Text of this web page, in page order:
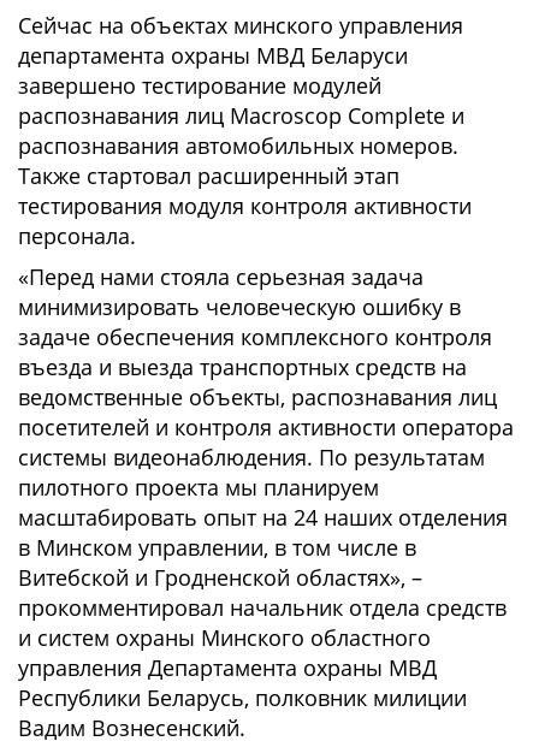
Сейчас на объектах минского управления
департамента охраны МВД Беларуси
завершено тестирование модулей
распознавания лиц Macroscop Complete и
распознавания автомобильных номеров.
Также стартовал расширенный этап
тестирования модуля контроля активности
персонала.
«Перед нами стояла серьезная задача
минимизировать человеческую ошибку в
задаче обеспечения комплексного контроля
въезда и выезда транспортных средств на
ведомственные объекты, распознавания лиц
посетителей и контроля активности оператора
системы видеонаблюдения. По результатам
пилотного проекта мы планируем
масштабировать опыт на 24 наших отделения
в Минском управлении, в том числе в
Витебской и Гродненской областях», –
прокомментировал начальник отдела средств
и систем охраны Минского областного
управления Департамента охраны МВД
Республики Беларусь, полковник милиции
Вадим Вознесенский.